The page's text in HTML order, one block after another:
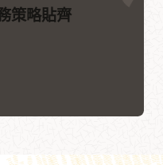
策略貼齊